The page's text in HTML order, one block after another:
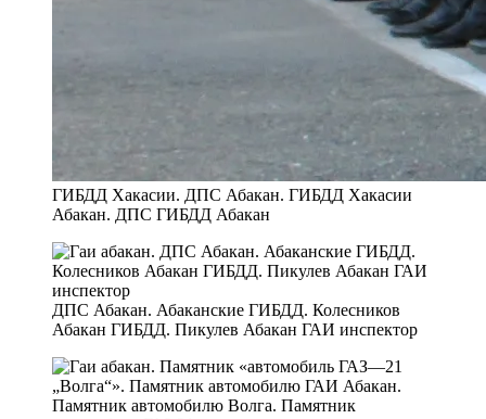
ГИБДД Хакасии. ДПС Абакан. ГИБДД Хакасии
Абакан. ДПС ГИБДД Абакан
ДПС Абакан. Абаканские ГИБДД. Колесников
Абакан ГИБДД. Пикулев Абакан ГАИ инспектор